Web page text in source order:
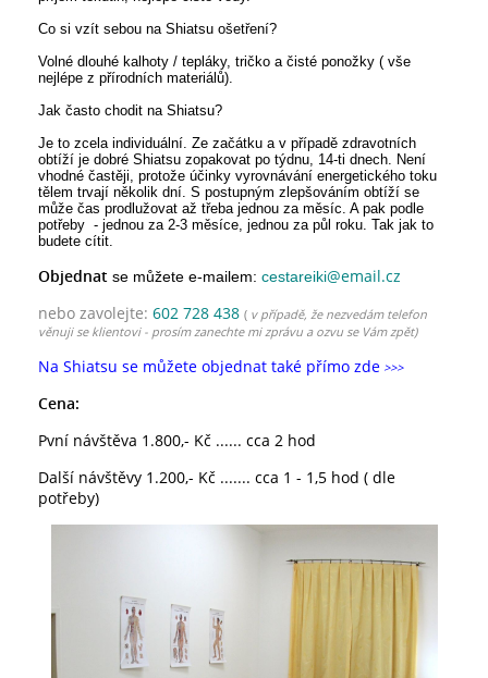
Co si vzít sebou na Shiatsu ošetření?
Volné dlouhé kalhoty / tepláky, tričko a čisté ponožky ( vše
nejlépe z přírodních materiálů).
Jak často chodit na Shiatsu?
Je to zcela individuální. Ze začátku a v případě zdravotních
obtíží je dobré Shiatsu zopakovat po týdnu, 14-ti dnech. Není
vhodné častěji, protože účinky vyrovnávání energetického toku
tělem trvají několik dní. S postupným zlepšováním obtíží se
může čas prodlužovat až třeba jednou za měsíc. A pak podle
potřeby - jednou za 2-3 měsíce, jednou za půl roku. Tak jak to
budete cítit.
Objednat se můžete e-mailem: cestareiki@email.cz
nebo zavolejte: 602 728 438 ( v případě, že nezvedám telefon
věnuji se klientovi - prosím zanechte mi zprávu a ozvu se Vám zpět)
Na Shiatsu se můžete objednat také přímo zde >>>
Cena:
Pvní návštěva 1.800,- Kč ...... cca 2 hod
Další návštěvy 1.200,- Kč ....... cca 1 - 1,5 hod ( dle
potřeby)